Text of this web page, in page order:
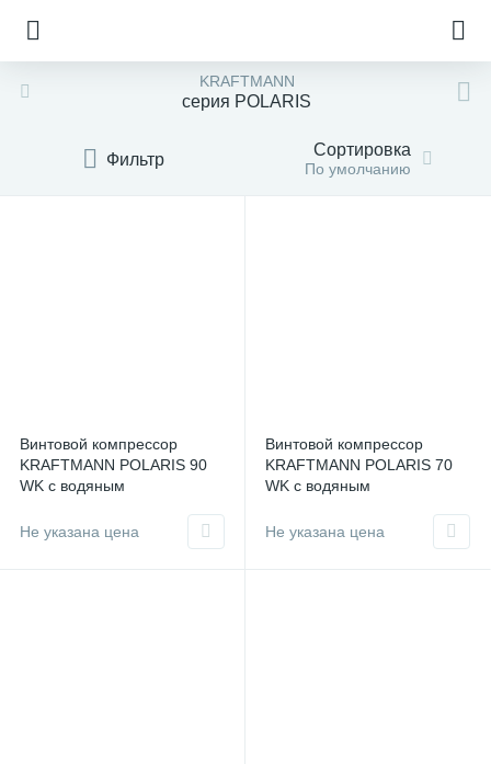
KRAFTMANN
серия POLARIS
Фильтр Сортировка
По умолчанию
Винтовой компрессор
KRAFTMANN POLARIS 90
WK с водяным
Не указана цена
Винтовой компрессор
KRAFTMANN POLARIS 70
WK с водяным
Не указана цена